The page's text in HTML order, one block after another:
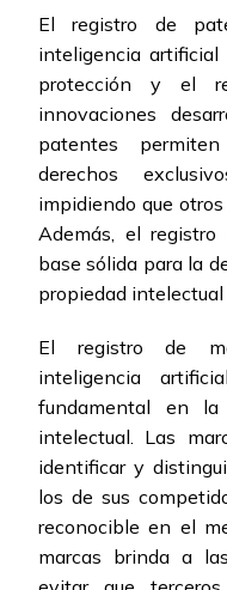
El registro de
inteligencia
protección y el
innovaciones
patentes
derechos
impidiendo que
Además, el
base sólida para la
propiedad
El registro de
inteligencia
fundamental en
intelectual. Las
identificar y
los de sus
reconocible en el
marcas brinda a